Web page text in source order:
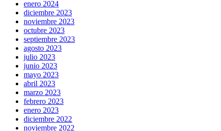
enero 2024
diciembre 2023
noviembre 2023
octubre 2023
septiembre 2023
agosto 2023
julio 2023
junio 2023
mayo 2023
abril 2023
marzo 2023
febrero 2023
enero 2023
diciembre 2022
noviembre 2022